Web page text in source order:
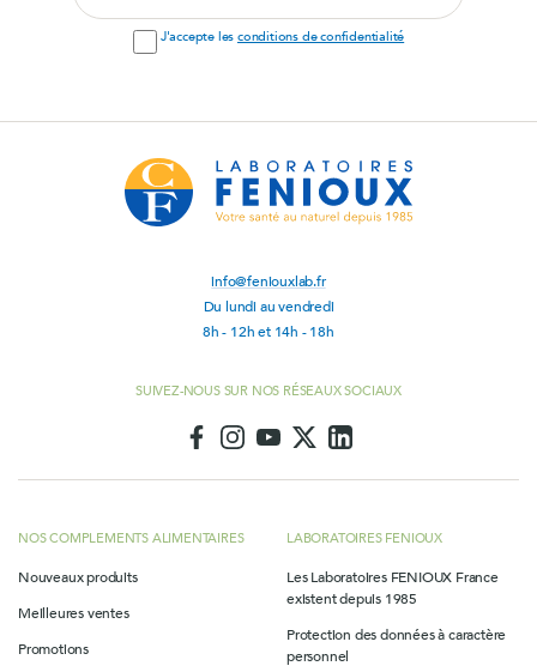
info@feniouxlab.fr
Du lundi au vendredi
8h - 12h et 14h - 18h
SUIVEZ-NOUS SUR NOS RÉSEAUX SOCIAUX
NOS COMPLEMENTS ALIMENTAIRES
Nouveaux produits
Meilleures ventes
Promotions
LABORATOIRES FENIOUX
Les Laboratoires FENIOUX France
existent depuis 1985
Protection des données à caractère
personnel
e-
J'accepte les conditions de confidentialité